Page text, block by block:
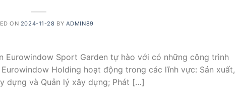
ON 2024-11-28 BY ADMIN89
Sport Garden tự hào với có những công trình
Holding hoạt động trong các lĩnh vực: Sản xuất,
dựng và Quản lý xây dựng; Phát […]